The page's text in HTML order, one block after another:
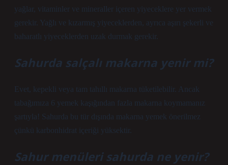
yağlar, vitaminler ve mineraller içeren yiyeceklere yer vermek
gerekir. Yağlı ve kızarmış yiyeceklerden, ayrıca aşırı şekerli ve
baharatlı yiyeceklerden uzak durmak gerekir.
Sahurda salçalı makarna yenir mi?
Evet, kepekli veya tam tahıllı makarna tüketilebilir. Ancak
tabağımıza 6 yemek kaşığından fazla makarna koymamanız
şartıyla! Sahurda bu tür dışında makarna yemek önerilmez
çünkü karbonhidrat içeriği yüksektir.
Sahur menüleri sahurda ne yenir?